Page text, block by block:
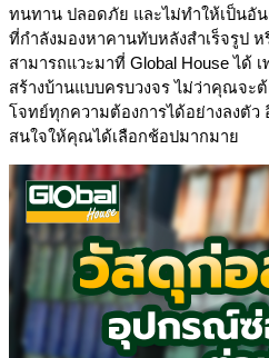
ทนทาน ปลอดภัย และไม่ทำให้เป็นอั
ที่กำลังมองหาคานทับหลังสำเร็จรูป
สามารถแวะมาที่ Global House ได้
สร้างบ้านแบบครบวงจร ไม่ว่าคุณจะ
โจทย์ทุกความต้องการได้อย่างลงตั
สนใจให้คุณได้เลือกช้อปมากมาย